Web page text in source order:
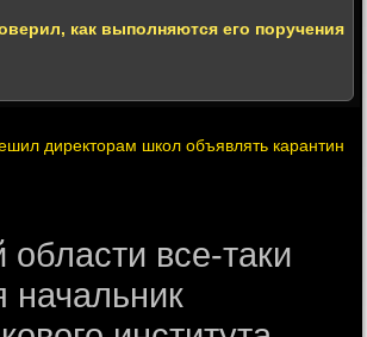
как выполняются его поручения
директорам школ объявлять карантин
все-таки
начальник